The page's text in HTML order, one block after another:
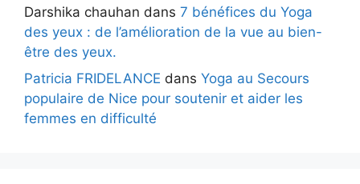
Darshika chauhan dans 7 bénéfices du Yoga
des yeux : de l’amélioration de la vue au bien-
être des yeux.
Patricia FRIDELANCE dans Yoga au Secours
populaire de Nice pour soutenir et aider les
femmes en difficulté